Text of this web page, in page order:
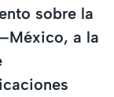
sobre la
a la